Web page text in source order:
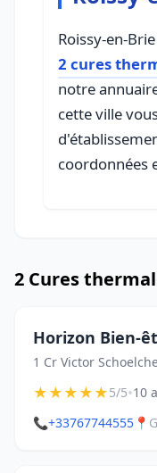
Roissy-en-
2 cures
notre
cette ville
coordonnées
2 Cures
Horizon Bien-
1 Cr Victor
★★★★★5/5•10
📞+33767744555 📍